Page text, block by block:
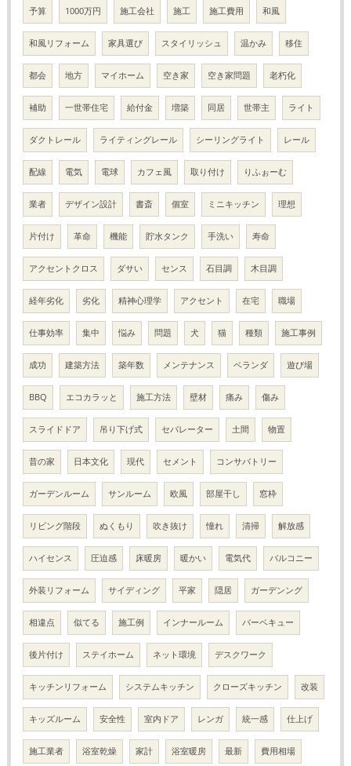
予算 1000万円 施工会社 施工 施工費用 和風
和風リフォーム 家具選び スタイリッシュ 温かみ 移住
都会 地方 マイホーム 空き家 空き家問題 老朽化
補助 一世帯住宅 給付金 増築 同居 世帯主 ライト
ダクトレール ライティングレール シーリングライト レール
配線 電気 電球 カフェ風 取り付け りふぉーむ
業者 デザイン設計 書斎 個室 ミニキッチン 理想
片付け 革命 機能 貯水タンク 手洗い 寿命
アクセントクロス ダサい センス 石目調 木目調
経年劣化 劣化 精神心理学 アクセント 在宅 職場
仕事効率 集中 悩み 問題 犬 猫 種類 施工事例
成功 建築方法 築年数 メンテナンス ベランダ 遊び場
BBQ エコカラッと 施工方法 壁材 痛み 傷み
スライドドア 吊り下げ式 セパレーター 土間 物置
昔の家 日本文化 現代 セメント コンサバトリー
ガーデンルーム サンルーム 欧風 部屋干し 窓枠
リビング階段 ぬくもり 吹き抜け 憧れ 清掃 解放感
ハイセンス 圧迫感 床暖房 暖かい 電気代 バルコニー
外装リフォーム サイディング 平家 隠居 ガーデンング
相違点 似てる 施工例 インナールーム バーベキュー
後片付け ステイホーム ネット環境 デスクワーク
キッチンリフォーム システムキッチン クローズキッチン 改装
キッズルーム 安全性 室内ドア レンガ 統一感 仕上げ
施工業者 浴室乾燥 家計 浴室暖房 最新 費用相場